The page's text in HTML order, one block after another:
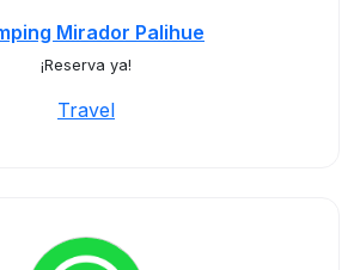
Mirador Palihue
¡Reserva ya!
Travel